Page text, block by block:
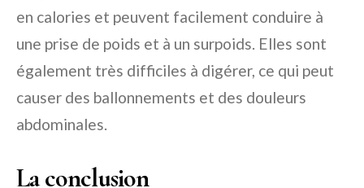
en calories et peuvent facilement conduire à
une prise de poids et à un surpoids. Elles sont
également très difficiles à digérer, ce qui peut
causer des ballonnements et des douleurs
abdominales.
La conclusion